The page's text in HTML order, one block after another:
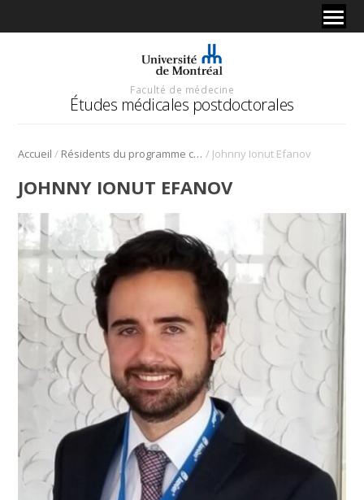
Faculté de médecine
Études médicales postdoctorales
Accueil / Résidents du programme cliniciens-chercheurs / Johnny Ionut Efanov
JOHNNY IONUT EFANOV